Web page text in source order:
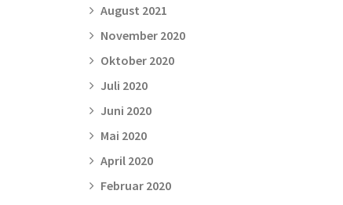
August 2021
November 2020
Oktober 2020
Juli 2020
Juni 2020
Mai 2020
April 2020
Februar 2020